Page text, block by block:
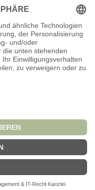
exkl. gesetzl.
keine Verträge mit
ab.